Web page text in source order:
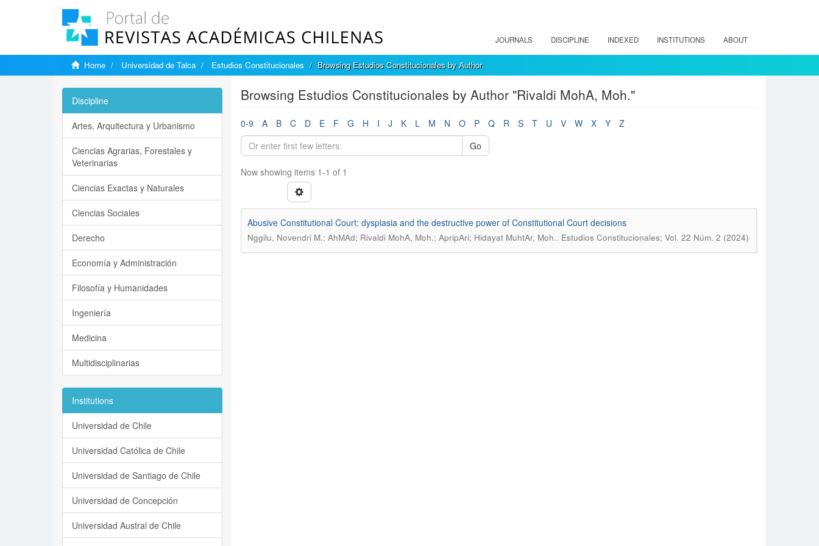
JOURNALS DISCIPLINE INDEXED INSTITUTIONS ABOUT
Home Universidad de Talca Estudios Constitucionales Browsing Estudios Constitucionales by Author
Browsing Estudios Constitucionales by Author "Rivaldi MohA, Moh."
0-9 A B C D E F G H I J K L M N O P Q R S T U V W X Y
Z
Go
Now showing items 1-1 of 1
Abusive Constitutional Court: dysplasia and the destructive power of Constitutional Court decisions
Nggilu, Novendri M.; AhMAd; Rivaldi MohA, Moh.; ApripAri; Hidayat MuhtAr, Moh.. Estudios Constitucionales; Vol. 22 Núm. 2 (2024)
Discipline
Artes, Arquitectura y Urbanismo
Ciencias Agrarias, Forestales y
Veterinarias
Ciencias Exactas y Naturales
Ciencias Sociales
Derecho
Economía y Administración
Filosofía y Humanidades
Ingeniería
Medicina
Multidisciplinarias
Institutions
Universidad de Chile
Universidad Católica de Chile
Universidad de Santiago de Chile
Universidad de Concepción
Universidad Austral de Chile